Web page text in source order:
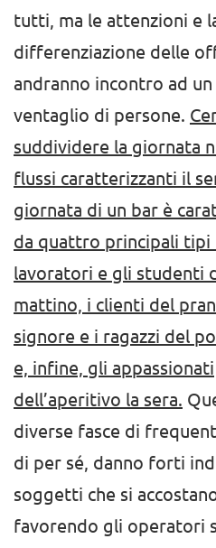
tutti, ma le attenzioni e
differenziazione delle
andranno incontro ad
ventaglio di persone.
suddividere la giornata
flussi caratterizzanti il
giornata di un bar è
da quattro principali tipi
lavoratori e gli studenti
mattino, i clienti del
signore e i ragazzi del
e, infine, gli appassionati
dell’aperitivo la sera.
diverse fasce di
di per sé, danno forti
soggetti che si
favorendo gli operatori